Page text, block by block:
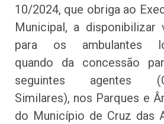
10/2024, que obriga ao
Municipal, a disponibilizar
para os ambulantes
quando da concessão
seguintes agentes
Similares), nos Parques e
do Município de Cruz das